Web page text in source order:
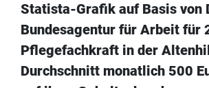
Statista-Grafik auf Basis von
Bundesagentur für Arbeit für
Pflegefachkraft in der
Durchschnitt monatlich 500